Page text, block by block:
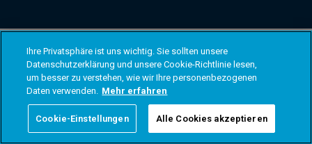
Ihre Privatsphäre ist uns wichtig. Sie sollten unsere
Datenschutzerklärung und unsere Cookie-Richtlinie lesen,
um besser zu verstehen, wie wir Ihre personenbezogenen
Daten verwenden. Mehr erfahren
Cookie-Einstellungen Alle Cookies akzeptieren